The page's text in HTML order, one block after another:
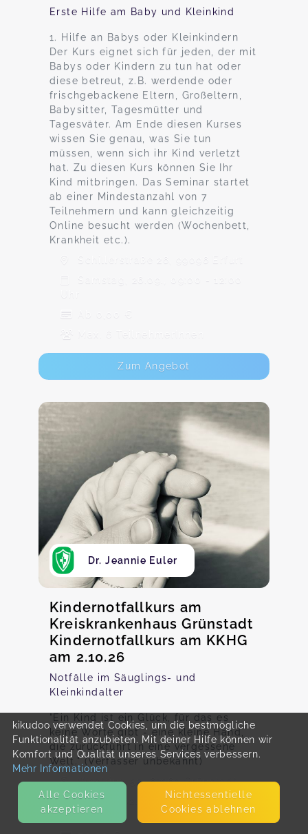
Erste Hilfe am Baby und Kleinkind
1. Hilfe an Babys oder Kleinkindern
Der Kurs eignet sich für jeden, der mit
Babys oder Kindern zu tun hat oder
diese betreut, z.B. werdende oder
frischgebackene Eltern, Großeltern,
Babysitter, Tagesmütter und
Tagesväter. Am Ende diesen Kurses
wissen Sie genau, was Sie tun
müssen, wenn sich ihr Kind verletzt
hat. Zu diesen Kurs können Sie Ihr
Kind mitbringen. Das Seminar startet
ab einer Mindestanzahl von 7
Teilnehmern und kann gleichzeitig
Online besucht werden (Wochenbett,
Krankheit etc.).
Schillerstraße 26, 99096 Erfurt
Samstag, 26.09., 09:00 - 12:00
Ab 0,00 €
Max. 6 TeilnehmerInnen
Zum Angebot
Dr. Jeannie Euler
Kindernotfallkurs am
Kreiskrankenhaus Grünstadt
Kindernotfallkurs am KKHG
am 2.10.26
Notfälle im Säuglings- und
Kleinkindalter
"Ein Kind ist ein Glück, für das es
keine Worte gibt - eine kleine Hand,
die zurückführt in eine vergessene
Welt." (Verfasser unbekannt)
Westring 55, 67269 Grünstadt
Freitag, 02.10., 16:00 - 19:00
Uhr
kikudoo verwendet Cookies, um die bestmögliche
Funktionalität anzubieten. Mit deiner Hilfe können wir
Komfort und Qualität unseres Services verbessern.
Mehr Informationen
Alle Cookies
akzeptieren
Nicht­essentielle
Cookies ablehnen